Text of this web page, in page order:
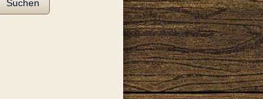
Suchen